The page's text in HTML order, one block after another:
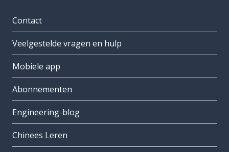
Contact
Veelgestelde vragen en hulp
Mobiele app
Abonnementen
Engineering-blog
Chinees Leren